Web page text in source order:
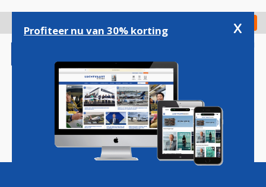
gaan
Check in
Magazine Podcasts Vacatures
Profiteer nu van 30% korting x